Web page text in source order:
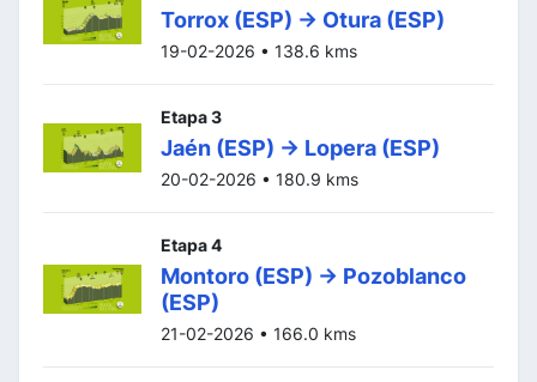
Torrox (ESP) -> Otura (ESP)
19-02-2026 • 138.6 kms
Etapa 3
Jaén (ESP) -> Lopera (ESP)
20-02-2026 • 180.9 kms
Etapa 4
Montoro (ESP) -> Pozoblanco
(ESP)
21-02-2026 • 166.0 kms